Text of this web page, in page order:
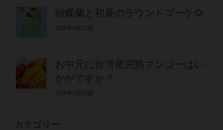
胡蝶蘭と初夏のラウンドブーケ🌻
2026年6月27日
お中元に台湾産完熟マンゴーはい
かがですか？
2026年6月26日
カテゴリー